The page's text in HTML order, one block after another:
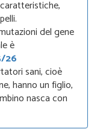
del gene
è
26
sani, cioè
hanno un figlio,
nasca con